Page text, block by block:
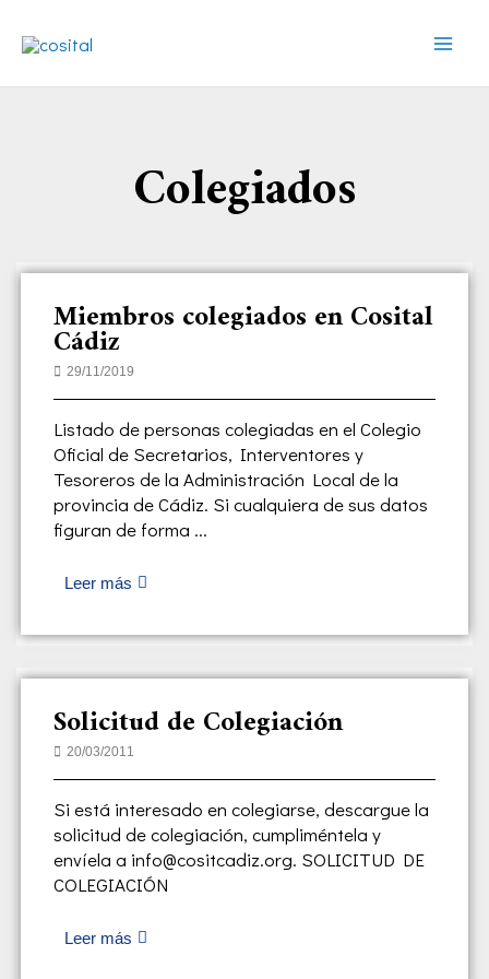
Colegiados
Miembros colegiados en Cosital
Cádiz
29/11/2019
Listado de personas colegiadas en el Colegio
Oficial de Secretarios, Interventores y
Tesoreros de la Administración Local de la
provincia de Cádiz. Si cualquiera de sus datos
figuran de forma ...
Leer más
Solicitud de Colegiación
20/03/2011
Si está interesado en colegiarse, descargue la
solicitud de colegiación, cumpliméntela y
envíela a info@cositcadiz.org. SOLICITUD DE
COLEGIACIÓN
Leer más